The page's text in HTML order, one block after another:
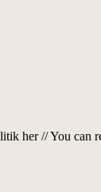
her // You can